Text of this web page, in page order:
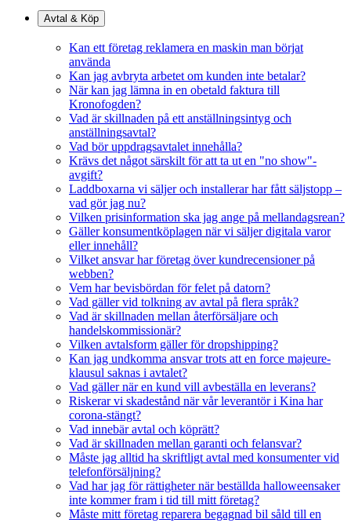
Avtal & Köp
Kan ett företag reklamera en maskin man börjat
använda
Kan jag avbryta arbetet om kunden inte betalar?
När kan jag lämna in en obetald faktura till
Kronofogden?
Vad är skillnaden på ett anställningsintyg och
anställningsavtal?
Vad bör uppdragsavtalet innehålla?
Krävs det något särskilt för att ta ut en "no show"-
avgift?
Laddboxarna vi säljer och installerar har fått säljstopp –
vad gör jag nu?
Vilken prisinformation ska jag ange på mellandagsrean?
Gäller konsumentköplagen när vi säljer digitala varor
eller innehåll?
Vilket ansvar har företag över kundrecensioner på
webben?
Vem har bevisbördan för felet på datorn?
Vad gäller vid tolkning av avtal på flera språk?
Vad är skillnaden mellan återförsäljare och
handelskommissionär?
Vilken avtalsform gäller för dropshipping?
Kan jag undkomma ansvar trots att en force majeure-
klausul saknas i avtalet?
Vad gäller när en kund vill avbeställa en leverans?
Riskerar vi skadestånd när vår leverantör i Kina har
corona-stängt?
Vad innebär avtal och köprätt?
Vad är skillnaden mellan garanti och felansvar?
Måste jag alltid ha skriftligt avtal med konsumenter vid
telefonförsäljning?
Vad har jag för rättigheter när beställda halloweensaker
inte kommer fram i tid till mitt företag?
Måste mitt företag reparera begagnad bil såld till en